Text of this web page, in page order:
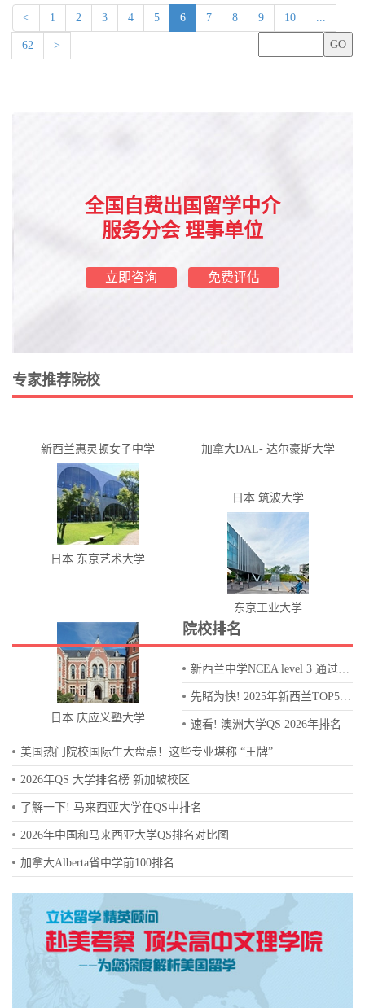
< 1 2 3 4 5 6(current)
7 8 9 10
62 >
全国自费出国留学中介
服务分会 理事单位
立即咨询 免费评估
专家推荐院校
新西兰惠灵顿女子中学 加拿大DAL- 达尔豪斯大学
日本 东京艺术大学
日本 筑波大学
东京工业大学
日本 庆应义塾大学
院校排名
新西兰中学NCEA level 3 通过率排名表
先睹为快! 2025年新西兰TOP50中学排名
速看! 澳洲大学QS 2026年排名
美国热门院校国际生大盘点！这些专业堪称 “王牌”
2026年QS 大学排名榜 新加坡校区
了解一下! 马来西亚大学在QS中排名
2026年中国和马来西亚大学QS排名对比图
加拿大Alberta省中学前100排名